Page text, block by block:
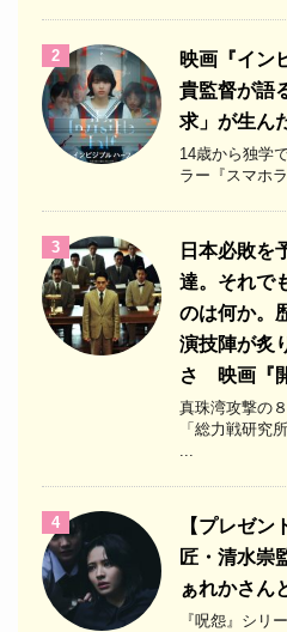
2
映画『イン
貴監督が語
求」が生ん
14歳から独学
ラー『スマホ
3
日本必敗を
達。それで
のは何か。
演技陣が炙
さ 映画『
真珠湾攻撃の
「総力戦研
...
4
【プレゼ
匠・清水崇
ぁれかさん
『呪怨』シリ